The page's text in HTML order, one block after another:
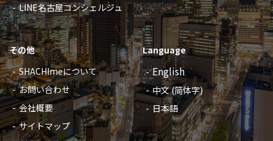
LINE名古屋コンシェルジュ
その他
SHACHImeについて
お問い合わせ
会社概要
サイトマップ
Language
English
中文 (简体字)
日本語